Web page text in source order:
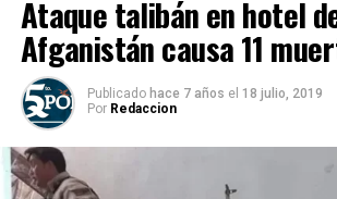
Ataque talibán en hotel
Afganistán causa 11
Publicado hace 7 años el 18 julio, 2019
Por Redaccion